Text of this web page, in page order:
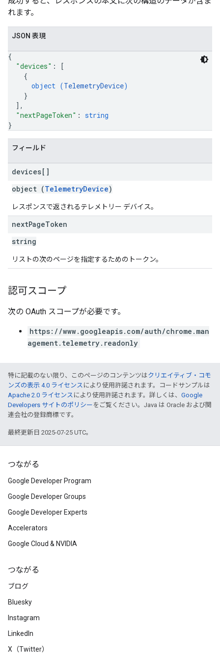
れます。
JSON 表現
{
"devices" :
[
{
object (TelemetryDevice)
}
] ,
"nextPageToken" : string
}
フィールド
devices[]
object (TelemetryDevice)
レスポンスで返されるテレメトリー デバイス。
nextPageToken
string
リストの次のページを指定するためのトークン。
認可スコープ
次の OAuth スコープが必要です。
https://www.googleapis.com/auth/chrome.man
agement.telemetry.readonly
特に記載のない限り、このページのコンテンツはクリエイティブ・コモ
ンズの表示 4.0 ライセンス により使用許諾されます。コードサンプルは
Apache 2.0 ライセンス により使用許諾されます。詳しくは、 Google
Developers サイトのポリシー をご覧ください。Java は Oracle および関
連会社の登録商標です。
最終更新日 2025-07-25 UTC。
つながる
Google Developer Program
Google Developer Groups
Google Developer Experts
Accelerators
Google Cloud & NVIDIA
つながる
ブログ
Bluesky
Instagram
LinkedIn
X（Twitter）